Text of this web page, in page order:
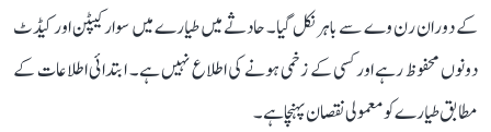
کے دوران رن وے سے باہر نکل گیا۔ حادثے میں طیارے میں سوار کیپٹن اور کیڈٹ
دونوں محفوظ رہے اور کسی کے زخمی ہونے کی اطلاع نہیں ہے۔ ابتدائی اطلاعات کے
مطابق طیارے کو معمولی نقصان پہنچا ہے۔